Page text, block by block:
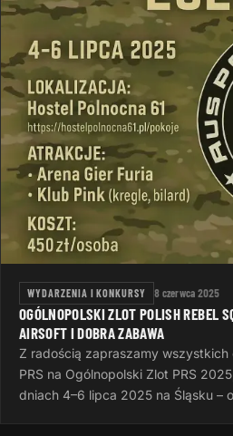
WYDARZENIA I KONKURSY 8 czerwca 2025
OGÓLNOPOLSKI ZLOT POLISH REBEL
AIRSOFT I DOBRA ZABAWA
Z radością zapraszamy wszystkich
PRS na Ogólnopolski Zlot PRS
dniach 4–6 lipca 2025 na Śląsku –